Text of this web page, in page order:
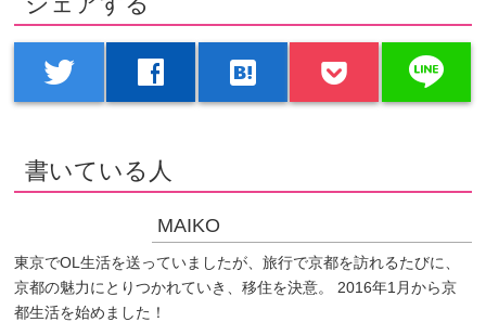
twitter facebook hatenabookmark line
書いている人
MAIKO
東京でOL生活を送っていましたが、旅行で京都を訪れるたびに、
京都の魅力にとりつかれていき、移住を決意。 2016年1月から京
都生活を始めました！